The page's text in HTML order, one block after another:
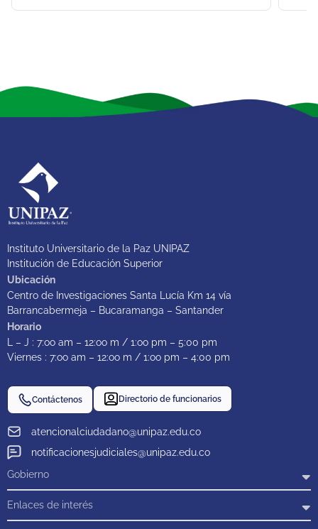
Instituto Universitario de la Paz UNIPAZ
Institución de Educación Superior
Ubicación
Centro de Investigaciones Santa Lucía Km 14 vía
Barrancabermeja – Bucaramanga – Santander
Horario
L – J : 7:oo am – 12:oo m / 1:oo pm – 5:00 pm
Viernes : 7:oo am – 12:oo m / 1:oo pm – 4:00 pm
atencionalciudadano@unipaz.edu.co
notificacionesjudiciales@unipaz.edu.co
Contáctenos Directorio de funcionarios
Gobierno
Enlaces de interés